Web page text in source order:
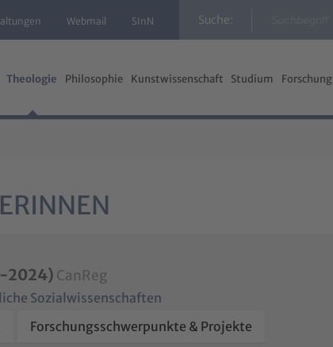
Webmail SInN Suche:
Theologie Philosophie Kunstwissenschaft Studium Forschung
2024) CanReg
Sozialwissenschaften
Forschungsschwerpunkte & Projekte